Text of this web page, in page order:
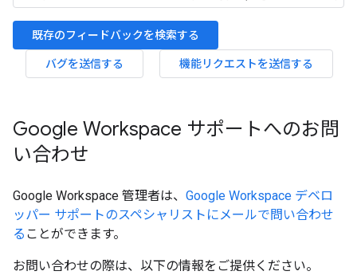
既存のフィードバックを検索する
バグを送信する
機能リクエストを送信する
Google Workspace サポートへのお問
い合わせ
Google Workspace 管理者は、 Google Workspace デベロ
ッパー サポートのスペシャリストにメールで問い合わせ
る ことができます。
お問い合わせの際は、以下の情報をご提供ください。